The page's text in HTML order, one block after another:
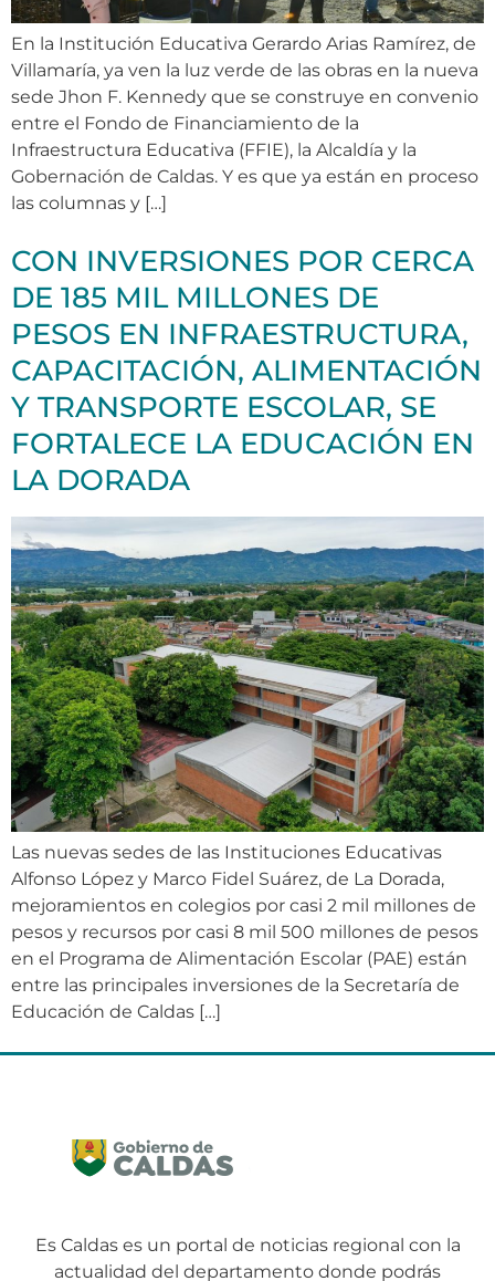
En la Institución Educativa Gerardo Arias Ramírez, de
Villamaría, ya ven la luz verde de las obras en la nueva
sede Jhon F. Kennedy que se construye en convenio
entre el Fondo de Financiamiento de la
Infraestructura Educativa (FFIE), la Alcaldía y la
Gobernación de Caldas. Y es que ya están en proceso
las columnas y […]
CON INVERSIONES POR CERCA
DE 185 MIL MILLONES DE
PESOS EN INFRAESTRUCTURA,
CAPACITACIÓN, ALIMENTACIÓN
Y TRANSPORTE ESCOLAR, SE
FORTALECE LA EDUCACIÓN EN
LA DORADA
Las nuevas sedes de las Instituciones Educativas
Alfonso López y Marco Fidel Suárez, de La Dorada,
mejoramientos en colegios por casi 2 mil millones de
pesos y recursos por casi 8 mil 500 millones de pesos
en el Programa de Alimentación Escolar (PAE) están
entre las principales inversiones de la Secretaría de
Educación de Caldas […]
Es Caldas es un portal de noticias regional con la
actualidad del departamento donde podrás